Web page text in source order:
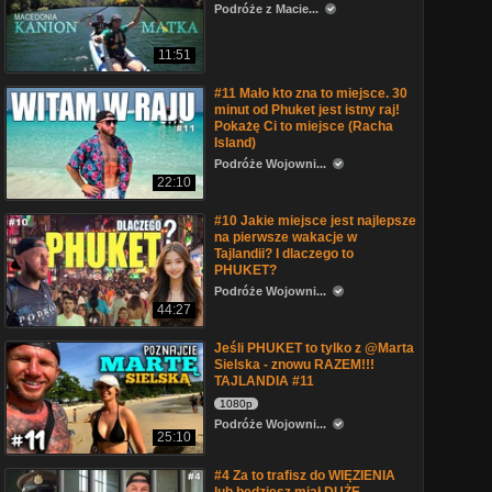
11:51
Podróże z Macie...
22:10
#11 Mało kto zna to miejsce. 30
minut od Phuket jest istny raj!
Pokażę Ci to miejsce (Racha
Island)
Podróże Wojowni...
44:27
#10 Jakie miejsce jest najlepsze
na pierwsze wakacje w
Tajlandii? I dlaczego to
PHUKET?
Podróże Wojowni...
25:10
Jeśli PHUKET to tylko z @Marta
Sielska - znowu RAZEM!!!
TAJLANDIA #11
1080p
Podróże Wojowni...
#4 Za to trafisz do WIĘZIENIA